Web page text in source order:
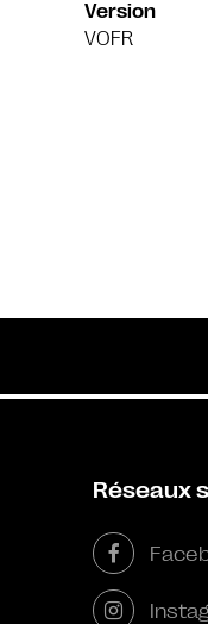
Version
VOFR
Réseaux